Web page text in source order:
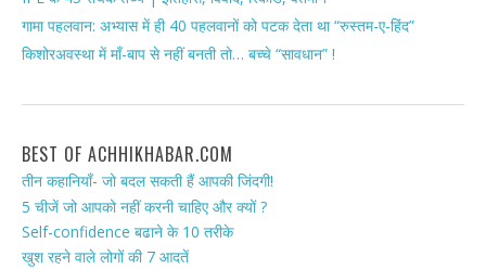
गामा पहलवान: अभ्यास में ही 40 पहलवानों को पटक देता था “रुस्तम-ए-हिंद”
किशोरअवस्था में माँ-बाप से नहीं बनती तो… बच्चे “सावधान” !
BEST OF ACHHIKHABAR.COM
तीन कहानियाँ- जो बदल सकती हैं आपकी जिंदगी!
5 चीजें जो आपको नहीं करनी चाहिए और क्यों ?
Self-confidence बढाने के 10 तरीके
खुश रहने वाले लोगों की 7 आदतें